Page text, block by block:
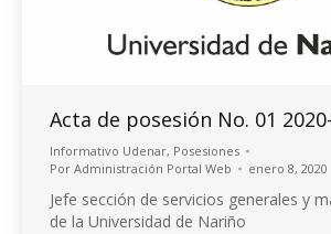
Acta de posesión No. 01
Informativo Udenar, Posesiones
Por Administración Portal Web enero 8, 2020
Jefe sección de servicios generales y
de la Universidad de Nariño